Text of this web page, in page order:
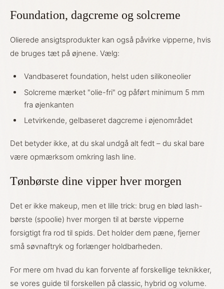
Foundation, dagcreme og solcreme
Olierede ansigtsprodukter kan også påvirke vipperne, hvis
de bruges tæt på øjnene. Vælg:
Vandbaseret foundation, helst uden silikoneolier
Solcreme mærket "olie-fri" og påført minimum 5 mm
fra øjenkanten
Letvirkende, gelbaseret dagcreme i øjenområdet
Det betyder ikke, at du skal undgå alt fedt – du skal bare
være opmærksom omkring lash line.
Tønbørste dine vipper hver morgen
Det er ikke makeup, men et lille trick: brug en blød lash-
børste (spoolie) hver morgen til at børste vipperne
forsigtigt fra rod til spids. Det holder dem pæne, fjerner
små søvnaftryk og forlænger holdbarheden.
For mere om hvad du kan forvente af forskellige teknikker,
se vores guide til forskellen på classic, hybrid og volume.